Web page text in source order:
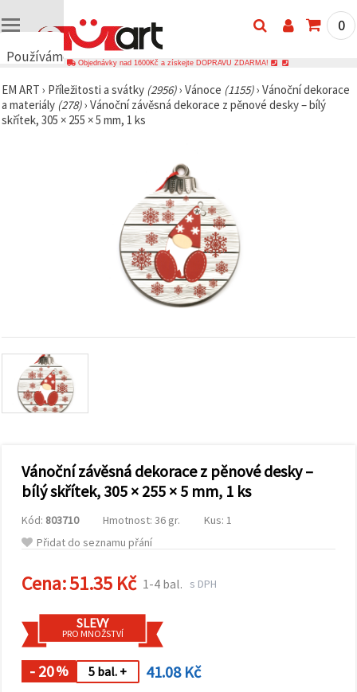
Používáme
🍪
Používáme
cookies a
zobrazovali
obsah a
reklamu, a
to i s
pomocí
našich
marketing.
Můžete
souhlasit s
všech
cookies
kliknutím
vše!" Nebo
uvést své
preference v
Nastavení
výběrem
daného
0
Objednávky nad 1600Kč a získejte DOPRAVU ZDARMA!
EM ART › Příležitosti a svátky (2956)› Vánoce (1155)› Vánoční dekorace
a materiály (278)› Vánoční závěsná dekorace z pěnové desky – bílý
skřítek, 305 × 255 × 5 mm, 1 ks
Vánoční závěsná dekorace z pěnové desky –
bílý skřítek, 305 × 255 × 5 mm, 1 ks
Kód: 803710 Hmotnost: 36 gr.
Kus: 1
Přidat do seznamu přání
Cena:51.35 Kč 1-4 bal. s DPH
SLEVY
PRO MNOŽSTVÍ
- 20% 5 bal. + 41.08 Kč